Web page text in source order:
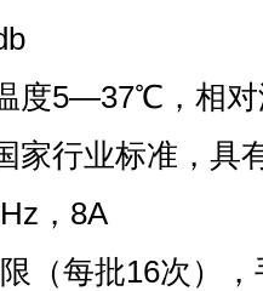
度5—37℃，相对
家行业标准，具
，8A
每批16次），